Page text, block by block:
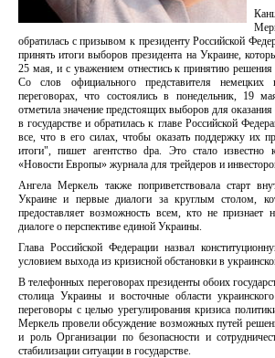
обратилась с призывом к президенту Российской
принять итоги выборов президента на Украине,
25 мая, и с уважением отнестись к принятию решения
Со слов официального представителя немецких
переговорах, что состоялись в понедельник, 19
отметила значение предстоящих выборов для оказания
в государстве и обратилась к главе Российской
все, что в его силах, чтобы оказать поддержку их
итоги", пишет агентство dpa. Это стало известно
«Новости Европы» журнала для трейдеров и
Ангела Меркель также поприветствовала старт
Украине и первые диалоги за круглым столом,
предоставляет возможность всем, кто не признает
диалоге о перспективе единой Украины.
Глава Российской Федерации назвал
условием выхода из кризисной обстановки в
В телефонных переговорах президенты обоих
столица Украины и восточные области
переговоры с целью урегулирования кризиса
Меркель провели обсуждение возможных путей
и роль Организации по безопасности и
стабилизации ситуации в государстве.